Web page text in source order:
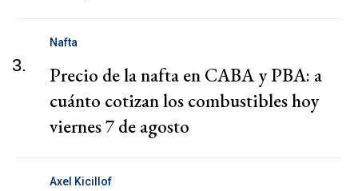
3.
Nafta
Precio de la nafta en CABA y PBA: a
cuánto cotizan los combustibles hoy
viernes 7 de agosto
Axel Kicillof